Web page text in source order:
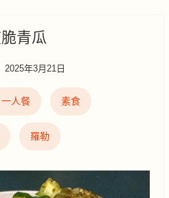
青瓜
2025年3月21日
一人餐 素食
羅勒